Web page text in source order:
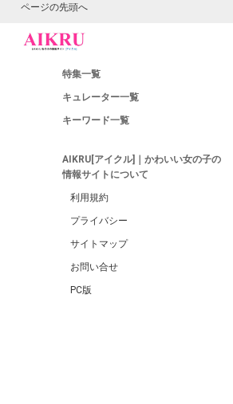
ページの先頭へ
特集一覧
キュレーター一覧
キーワード一覧
AIKRU[アイクル]｜かわいい女の子の
情報サイトについて
利用規約
プライバシー
サイトマップ
お問い合せ
PC版